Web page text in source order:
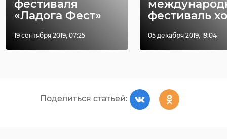
фестиваля
«Ладога Фест»
19 сентября 2019, 07:25
фестиваль
05 декабря 2019, 19:04
https://max.ru/obyasnyaemrf_lenobl/
ивангород
Поделиться статьей:
заготовлено 28 280
доз крови, проведено
29 206 донаций.
Гордимся коллегами,
неустанный труд!",
- подчеркнул